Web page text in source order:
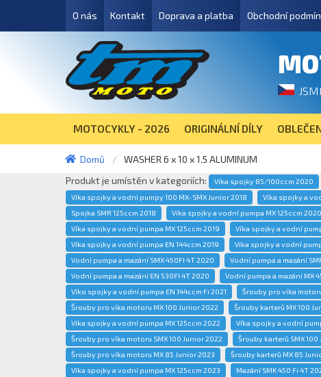
O nás Kontakt Doprava a platba Obchodní
MOTOCYKLY - 2026 ORIGINÁLNÍ DÍLY
Domů
WASHER 6 x 10 x 1.5 ALUMINUM
Produkt je umístěn v kategoriích:
Víka spojky 85/100ccm 2020
Víka spojky a vodní pumpy 100 MX-SMX Junior 2018
Víka spojky a
Spojka SMR 125ccm 2018
Víka spojky a vodní pumpa MX 125ccm 2020
Víka spojky a vodní pumpa MX 125ccm 2019
Víka spojky a vodní
Víka spojky a vodní pumpa EN 144ccm 2019
Víka spojky a vodní
Vodní pumpa a mazání SMX 450FI 4T 2020
Vodní pumpa a mazání
Vodní pumpa a mazání EN 530FI 4T 2020
Vodní pumpa a mazání MX
Víko spojky a vodní pumpa EN 144ccm Fi 2021
Šrouby pro víka
Šrouby pro víka motoru MX 100 Junior 2022
Šrouby karterů MX 100
Víka spojky a vodní pumpa MX 125ccm 2022
Víka spojky a vodní
Šrouby pro víka motoru SMX 100 Junior 2022
Šrouby karterů SMX 100
Šrouby pro víka motoru MX 85 Junior 2023
Šrouby karterů MX 85
Víka spojky a vodní pumpa MX 125ccm 2023
Mazání SMK 450 Fi 4T